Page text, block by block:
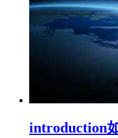
introduction